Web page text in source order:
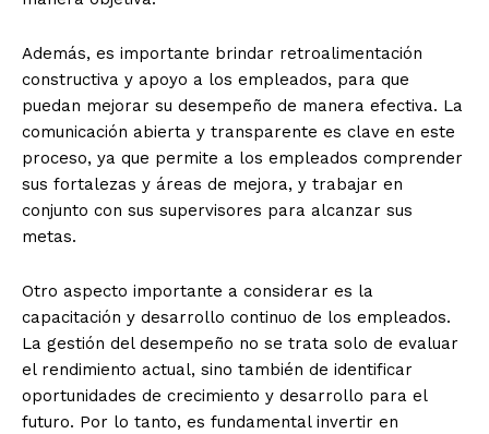
Además, es importante brindar retroalimentación
constructiva y apoyo a los empleados, para que
puedan mejorar su desempeño de manera efectiva. La
comunicación abierta y transparente es clave en este
proceso, ya que permite a los empleados comprender
sus fortalezas y áreas de mejora, y trabajar en
conjunto con sus supervisores para alcanzar sus
metas.
Otro aspecto importante a considerar es la
capacitación y desarrollo continuo de los empleados.
La gestión del desempeño no se trata solo de evaluar
el rendimiento actual, sino también de identificar
oportunidades de crecimiento y desarrollo para el
futuro. Por lo tanto, es fundamental invertir en